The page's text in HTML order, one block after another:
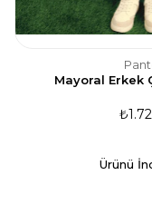
Mayoral Erkek
Ürünü